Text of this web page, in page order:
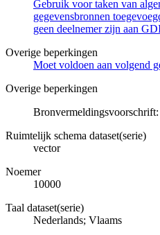
Gebruik voor taken van
gegevensbronnen
geen deelnemer zijn aan
Overige beperkingen
Moet voldoen aan volgend
Overige beperkingen
Ruimtelijk schema dataset(serie)
vector
Noemer
10000
Taal dataset(serie)
Nederlands; Vlaams